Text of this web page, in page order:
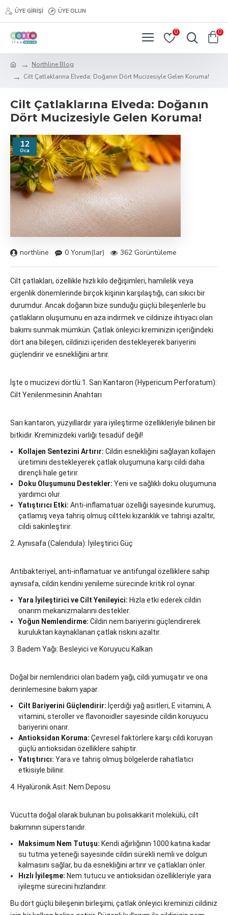
ÜYE GIRIŞI ÜYE OLUN
0 0
Northline Blog
Cilt Çatlaklarına Elveda: Doğanın Dört Mucizesiyle Gelen Koruma!
Cilt Çatlaklarına Elveda: Doğanın
Dört Mucizesiyle Gelen Koruma!
12
Oca
northline 0 Yorum(lar) 362 Görüntüleme
Cilt çatlakları, özellikle hızlı kilo değişimleri, hamilelik veya
ergenlik dönemlerinde birçok kişinin karşılaştığı, can sıkıcı bir
durumdur. Ancak doğanın bize sunduğu güçlü bileşenlerle bu
çatlakların oluşumunu en aza indirmek ve cildinize ihtiyacı olan
bakımı sunmak mümkün. Çatlak önleyici kreminizin içeriğindeki
dört ana bileşen, cildinizi içeriden destekleyerek bariyerini
güçlendirir ve esnekliğini artırır.
İşte o mucizevi dörtlü:1. Sarı Kantaron (Hypericum Perforatum):
Cilt Yenilenmesinin Anahtarı
Sarı kantaron, yüzyıllardır yara iyileştirme özellikleriyle bilinen bir
bitkidir. Kreminizdeki varlığı tesadüf değil!
Kollajen Sentezini Artırır: Cildin esnekliğini sağlayan kollajen
üretimini destekleyerek çatlak oluşumuna karşı cildi daha
dirençli hale getirir.
Doku Oluşumunu Destekler: Yeni ve sağlıklı doku oluşumuna
yardımcı olur.
Yatıştırıcı Etki: Anti-inflamatuar özelliği sayesinde kurumuş,
çatlamış veya tahriş olmuş ciltteki kızarıklık ve tahrişi azaltır,
cildi sakinleştirir.
2. Aynısafa (Calendula): İyileştirici Güç
Antibakteriyel, anti-inflamatuar ve antifungal özelliklere sahip
aynısafa, cildin kendini yenileme sürecinde kritik rol oynar.
Yara İyileştirici ve Cilt Yenileyici: Hızla etki ederek cildin
onarım mekanizmalarını destekler.
Yoğun Nemlendirme: Cildin nem bariyerini güçlendirerek
kuruluktan kaynaklanan çatlak riskini azaltır.
3. Badem Yağı: Besleyici ve Koruyucu Kalkan
Doğal bir nemlendirici olan badem yağı, cildi yumuşatır ve ona
derinlemesine bakım yapar.
Cilt Bariyerini Güçlendirir: İçerdiği yağ asitleri, E vitamini, A
vitamini, steroller ve flavonoidler sayesinde cildin koruyucu
bariyerini onarır.
Antioksidan Koruma: Çevresel faktörlere karşı cildi koruyan
güçlü antioksidan özelliklere sahiptir.
Yatıştırıcı: Yara ve tahriş olmuş bölgelerde rahatlatıcı
etkisiyle bilinir.
4. Hyalüronik Asit: Nem Deposu
Vücutta doğal olarak bulunan bu polisakkarit molekülü, cilt
bakımının süperstarıdır.
Maksimum Nem Tutuşu: Kendi ağırlığının 1000 katına kadar
su tutma yeteneği sayesinde cildin sürekli nemli ve dolgun
kalmasını sağlar, bu da esnekliğini artırır ve çatlakları önler.
Hızlı İyileşme: Nem tutucu ve antioksidan özellikleriyle yara
iyileşme sürecini hızlandırır.
Bu dört güçlü bileşenin birleşimi, çatlak önleyici kreminizi cildiniz